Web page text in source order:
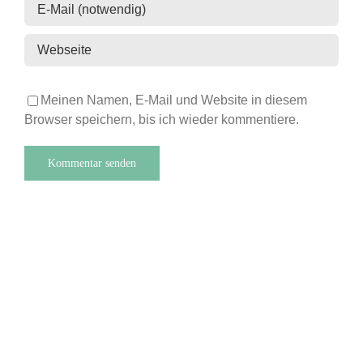
Meinen Namen, E-Mail und Website in diesem
Browser speichern, bis ich wieder kommentiere.